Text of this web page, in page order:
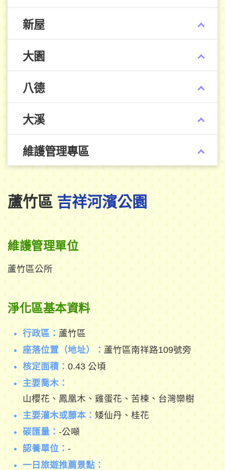
新屋
大園
八德
大溪
維護管理專區
蘆竹區吉祥河濱公園
維護管理單位
蘆竹區公所
淨化區基本資料
行政區： 蘆竹區
座落位置（地址）： 蘆竹區南祥路109號旁
核定面積： 0.43 公頃
主要喬木：
山櫻花、鳳凰木、雞蛋花、苦楝、台灣欒樹
主要灌木或藤本： 矮仙丹、桂花
碳匯量： -公噸
認養單位： -
一日旅遊推薦景點：